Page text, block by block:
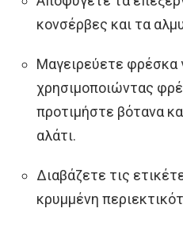
κονσέρβες και τα
Μαγειρεύετε φρέσκα
χρησιμοποιώντας
προτιμήστε βότανα
αλάτι.
Διαβάζετε τις
κρυμμένη